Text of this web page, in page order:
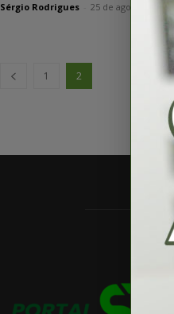
Sérgio Rodrigues 25 de agosto de
1 2